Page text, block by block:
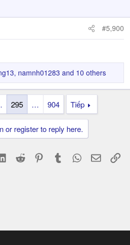
#5,900
, namnh01283 and 10 others
295 … 904 Tiếp
or register to reply here.
LinkedIn
Reddit PinterestTumblr WhatsApp
Email